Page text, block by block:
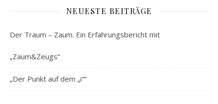
NEUESTE BEITRÄGE
Der Traum – Zaum. Ein Erfahrungsbericht mit
„Zaum&Zeugs“
„Der Punkt auf dem „i““